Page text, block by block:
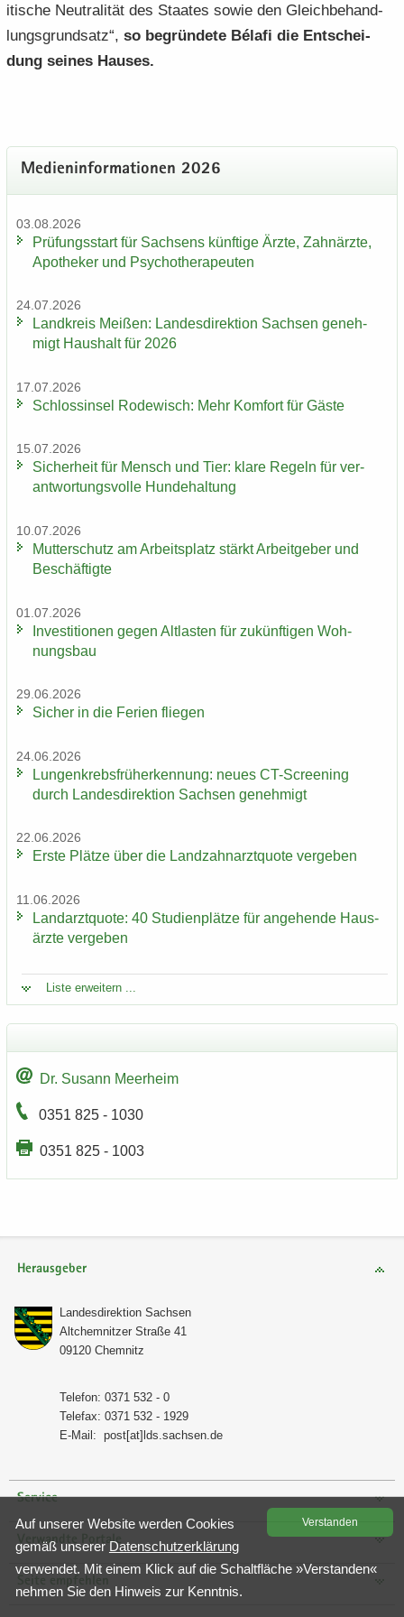
i­ti­sche Neu­tra­li­tät des Staa­tes sowie den Gleich­be­hand­
lungs­grund­satz“, so be­grün­de­te Bélafi die Ent­schei­
dung sei­nes Hau­ses.
Me­di­en­in­for­ma­tio­nen 2026
03.08.2026
Prü­fungs­start für Sach­sens künf­ti­ge Ärzte, Zahn­ärz­te,
Apo­the­ker und Psy­cho­the­ra­peu­ten
24.07.2026
Land­kreis Mei­ßen: Lan­des­di­rek­ti­on Sach­sen ge­neh­
migt Haus­halt für 2026
17.07.2026
Schloss­in­sel Ro­de­wisch: Mehr Kom­fort für Gäste
15.07.2026
Si­cher­heit für Mensch und Tier: klare Re­geln für ver­
ant­wor­tungs­vol­le Hun­de­hal­tung
10.07.2026
Mut­ter­schutz am Ar­beits­platz stärkt Ar­beit­ge­ber und
Be­schäf­tig­te
01.07.2026
In­ves­ti­tio­nen gegen Alt­las­ten für zu­künf­ti­gen Woh­
nungs­bau
29.06.2026
Si­cher in die Fe­ri­en flie­gen
24.06.2026
Lun­gen­krebs­früh­erken­nung: neues CT-​Screening
durch Lan­des­di­rek­ti­on Sach­sen ge­neh­migt
22.06.2026
Erste Plät­ze über die Land­zahn­arzt­quo­te ver­ge­ben
11.06.2026
Land­arzt­quo­te: 40 Stu­di­en­plät­ze für an­ge­hen­de Haus­
ärz­te ver­ge­ben
Liste er­wei­tern ...
Dr. Su­sann Meer­heim
0351 825 - 1030
0351 825 - 1003
Herausgeber
Lan­des­di­rek­ti­on Sach­sen
Alt­chem­nit­zer Stra­ße 41
09120 Chem­nitz
Te­le­fon: 0371 532 - 0
Te­le­fax: 0371 532 - 1929
E-​Mail: post[at]lds.sach­sen.de
Service
Verwandte Portale
Ver­stan­den
Auf un­se­rer Web­site wer­den Coo­kies
gemäß un­se­rer Da­ten­schutz­er­klä­rung
ver­wen­det. Mit einem Klick auf die Schalt­flä­che »Ver­stan­den«
neh­men Sie den Hin­weis zur Kennt­nis.